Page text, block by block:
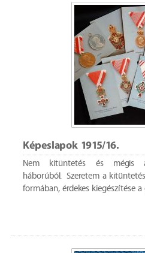
Képeslapok 1915/16.
Nem kitüntetés és mégis
háborúból. Szeretem a
formában, érdekes kiegészítése